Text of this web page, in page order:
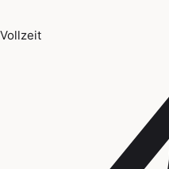
Vollzeit